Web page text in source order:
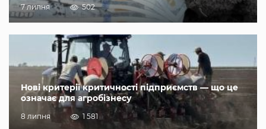
7 липня 502
Нові критерії критичності підприємств — що це
означає для агробізнесу
8 липня 1 581